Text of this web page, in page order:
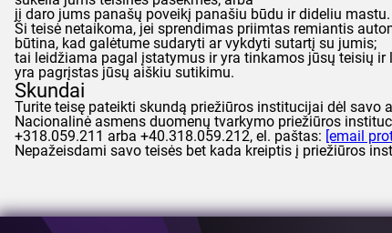
ji daro jums panašų poveikį panašiu būdu ir dideliu mastu.
Ši teisė netaikoma, jei sprendimas priimtas remiantis
būtina, kad galėtume sudaryti ar vykdyti sutartį su jumis;
tai leidžiama pagal įstatymus ir yra tinkamos jūsų teisių ir
yra pagrįstas jūsų aiškiu sutikimu.
Skundai
Turite teisę pateikti skundą priežiūros institucijai dėl
Nacionalinė asmens duomenų tvarkymo priežiūros
+318.059.211 arba +40.318.059.212, el. paštas: [email
Nepažeisdami savo teisės bet kada kreiptis į priežiūros